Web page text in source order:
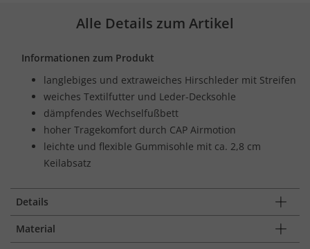
Alle Details zum Artikel
Informationen zum Produkt
langlebiges und extraweiches Hirschleder mit Streifen
weiches Textilfutter und Leder-Decksohle
dämpfendes Wechselfußbett
hoher Tragekomfort durch CAP Airmotion
leichte und flexible Gummisohle mit ca. 2,8 cm
Keilabsatz
Details
Material